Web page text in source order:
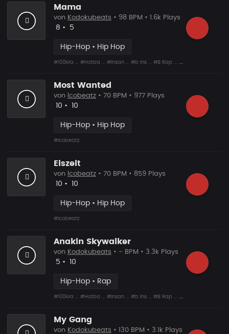
Mama
von Kodokubeats • 98 BPM • 1.6k Plays
Likes
8 • Vorgeschlagen
5
Hip-Hop • Hip Hop
#100Ma ... #Hotba ... #Insan ... #b Ins ... #B Rap ... #Shit ...
Most Wanted
von lcobeatz • 70 BPM • 977 Plays
Likes
10 • Vorgeschlagen
10
Hip-Hop • Hip Hop
#lcobeatz
Eiszeit
von lcobeatz • 70 BPM • 859 Plays
Likes
10 • Vorgeschlagen
10
Hip-Hop • Hip Hop
#lcobeatz
Anakin Skywalker
von Kodokubeats • - BPM • 3.3k Plays
Likes
5 • Vorgeschlagen
10
Hip-Hop • Rap
#100Ma ... #Hotba ... #Insan ... #b Ins ... #B Rap ... #Shit ...
My Gang
von Kodokubeats • 130 BPM • 3.1k Plays